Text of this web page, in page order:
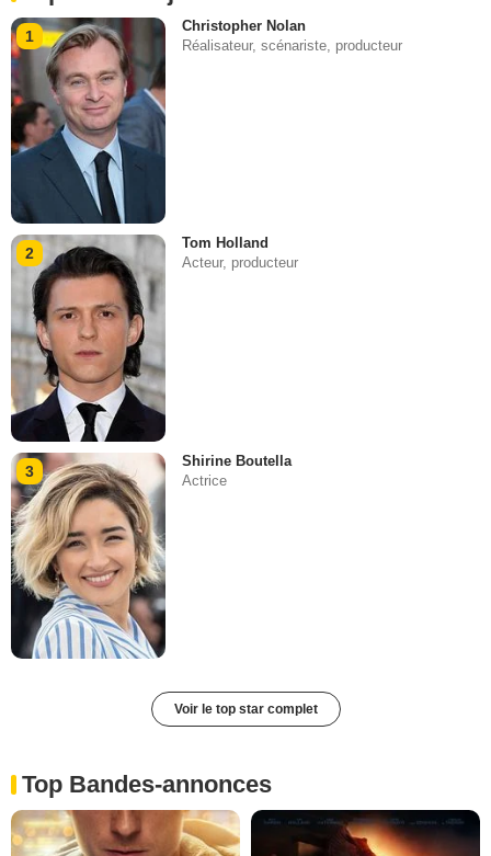
1
Christopher Nolan
Réalisateur, scénariste, producteur
2
Tom Holland
Acteur, producteur
3
Shirine Boutella
Actrice
Voir le top star complet
Top Bandes-annonces